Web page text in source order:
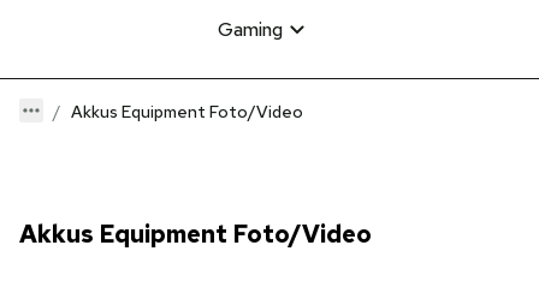
Gaming
Akkus Equipment Foto/Video
Akkus Equipment Foto/Video